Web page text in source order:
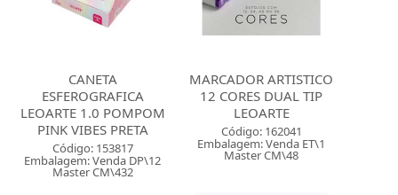
CANETA
ESFEROGRAFICA
LEOARTE 1.0 POMPOM
PINK VIBES PRETA
Código: 153817
Embalagem: Venda DP\12
Master CM\432
MARCADOR ARTISTICO
12 CORES DUAL TIP
LEOARTE
Código: 162041
Embalagem: Venda ET\1
Master CM\48